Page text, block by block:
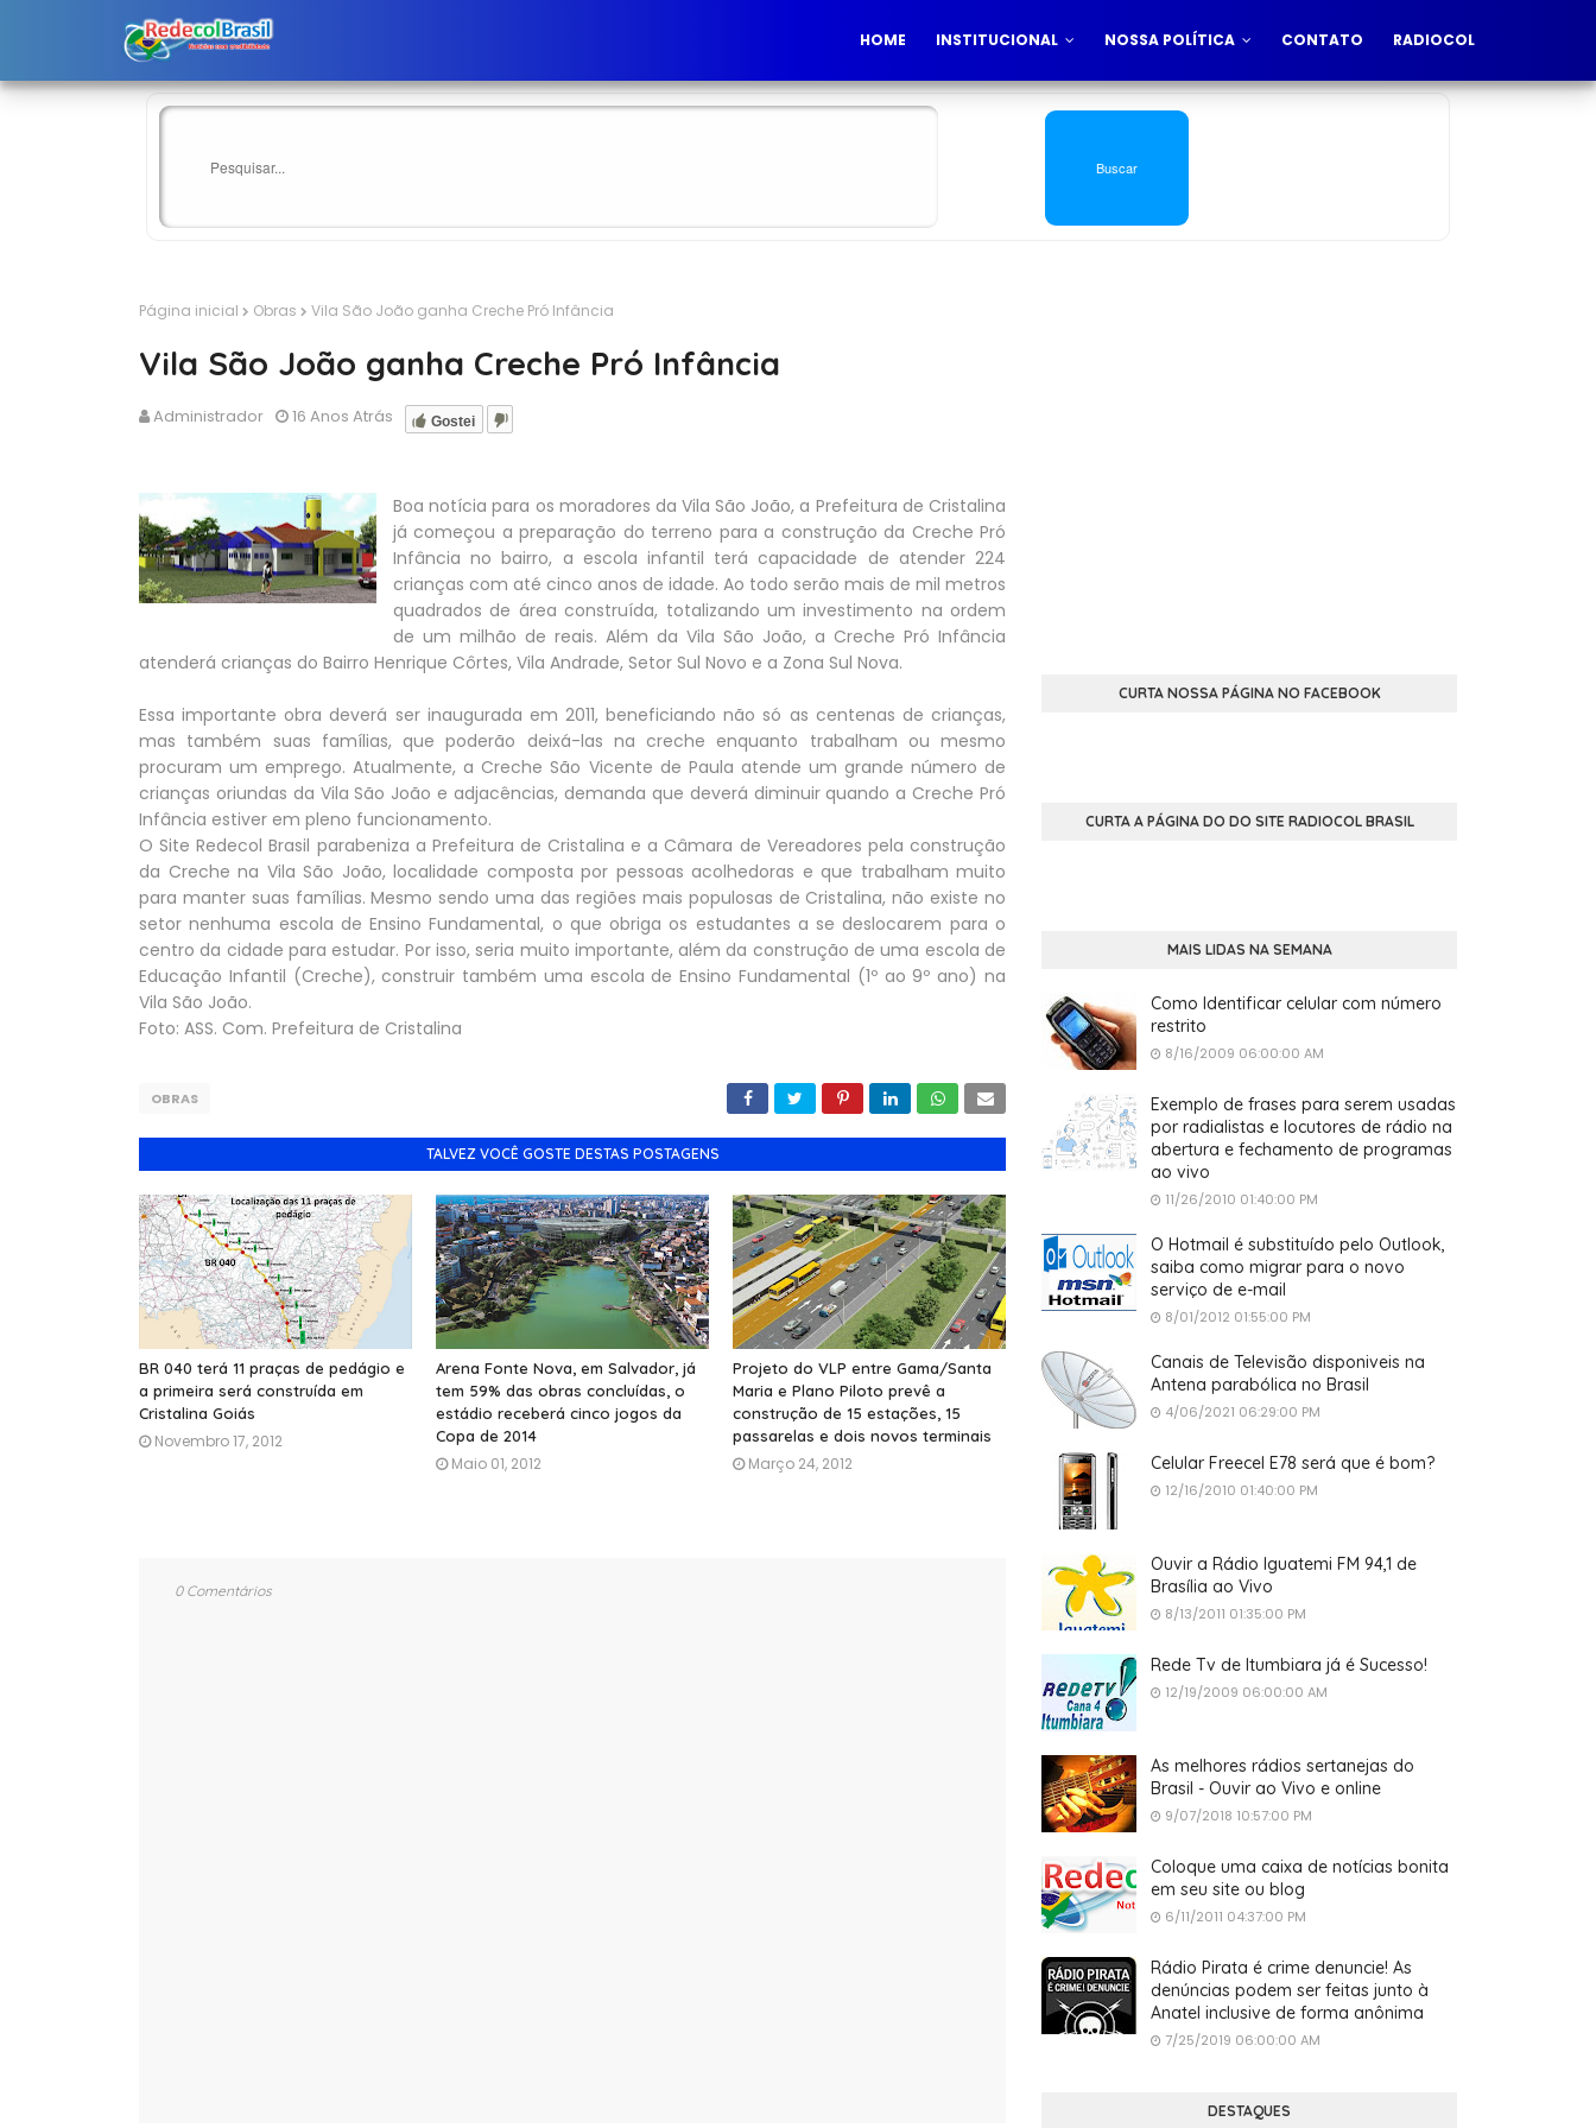
HOME INSTITUCIONAL NOSSA POLÍTICA CONTATO RADIOCOL
Página inicial Obras Vila São João ganha Creche Pró Infância
Vila São João ganha Creche Pró Infância
Administrador Gostei
16 Anos Atrás
Boa notícia para os moradores da Vila São João, a Prefeitura de Cristalina
já começou a preparação do terreno para a construção da Creche Pró
Infância no bairro, a escola infantil terá capacidade de atender 224
crianças com até cinco anos de idade. Ao todo serão mais de mil metros
quadrados de área construída, totalizando um investimento na ordem
de um milhão de reais. Além da Vila São João, a Creche Pró Infância
atenderá crianças do Bairro Henrique Côrtes, Vila Andrade, Setor Sul Novo e a Zona Sul Nova.
Essa importante obra deverá ser inaugurada em 2011, beneficiando não só as centenas de crianças,
mas também suas famílias, que poderão deixá-las na creche enquanto trabalham ou mesmo
procuram um emprego. Atualmente, a Creche São Vicente de Paula atende um grande número de
crianças oriundas da Vila São João e adjacências, demanda que deverá diminuir quando a Creche Pró
Infância estiver em pleno funcionamento.
O Site Redecol Brasil parabeniza a Prefeitura de Cristalina e a Câmara de Vereadores pela construção
da Creche na Vila São João, localidade composta por pessoas acolhedoras e que trabalham muito
para manter suas famílias. Mesmo sendo uma das regiões mais populosas de Cristalina, não existe no
setor nenhuma escola de Ensino Fundamental, o que obriga os estudantes a se deslocarem para o
centro da cidade para estudar. Por isso, seria muito importante, além da construção de uma escola de
Educação Infantil (Creche), construir também uma escola de Ensino Fundamental (1º ao 9º ano) na
Vila São João.
Foto: ASS. Com. Prefeitura de Cristalina
OBRAS
TALVEZ VOCÊ GOSTE DESTAS POSTAGENS
BR 040 terá 11 praças de pedágio e
a primeira será construída em
Cristalina Goiás
Novembro 17, 2012
Arena Fonte Nova, em Salvador, já
tem 59% das obras concluídas, o
estádio receberá cinco jogos da
Copa de 2014
Maio 01, 2012
Projeto do VLP entre Gama/Santa
Maria e Plano Piloto prevê a
construção de 15 estações, 15
passarelas e dois novos terminais
Março 24, 2012
0 Comentários
CURTA NOSSA PÁGINA NO FACEBOOK
CURTA A PÁGINA DO DO SITE RADIOCOL BRASIL
MAIS LIDAS NA SEMANA
Como Identificar celular com número
restrito
8/16/2009 06:00:00 AM
Exemplo de frases para serem usadas
por radialistas e locutores de rádio na
abertura e fechamento de programas
ao vivo
11/26/2010 01:40:00 PM
O Hotmail é substituído pelo Outlook,
saiba como migrar para o novo
serviço de e-mail
8/01/2012 01:55:00 PM
Canais de Televisão disponiveis na
Antena parabólica no Brasil
4/06/2021 06:29:00 PM
Celular Freecel E78 será que é bom?
12/16/2010 01:40:00 PM
Ouvir a Rádio Iguatemi FM 94,1 de
Brasília ao Vivo
8/13/2011 01:35:00 PM
Rede Tv de Itumbiara já é Sucesso!
12/19/2009 06:00:00 AM
As melhores rádios sertanejas do
Brasil - Ouvir ao Vivo e online
9/07/2018 10:57:00 PM
Coloque uma caixa de notícias bonita
em seu site ou blog
6/11/2011 04:37:00 PM
Rádio Pirata é crime denuncie! As
denúncias podem ser feitas junto à
Anatel inclusive de forma anônima
7/25/2019 06:00:00 AM
DESTAQUES